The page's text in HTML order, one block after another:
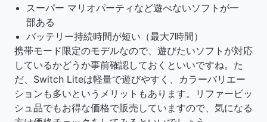
スーパー マリオパーティなど遊べないソフトが一
部ある
バッテリー持続時間が短い（最大7時間）
携帯モード限定のモデルなので、遊びたいソフトが対応
しているかどうか事前確認しておくといいですね。た
だ、Switch Liteは軽量で遊びやすく、カラーバリエー
ションも多いというメリットもあります。リファービッ
シュ品でもお得な価格で販売していますので、気になる